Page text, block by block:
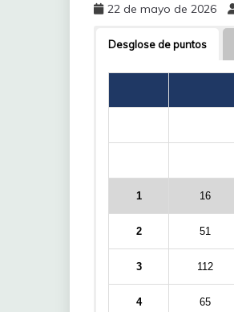
22 de mayo de 2026
Desglose de puntos
1 16
2 51
3 112
4 65